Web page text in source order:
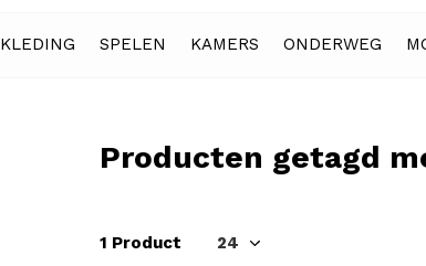
KLEDING SPELEN KAMERS ONDERWEG
Producten getagd
1 Product